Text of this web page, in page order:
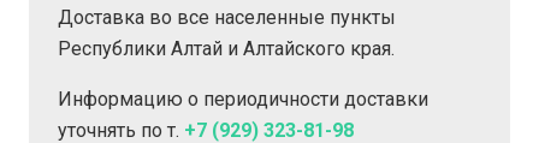
Доставка во все населенные пункты
Республики Алтай и Алтайского края.
Информацию о периодичности доставки
уточнять по т. +7 (929) 323-81-98